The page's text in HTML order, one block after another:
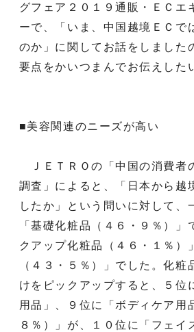
グフェア２０１９通販・ＥＣエ
ーで、「いま、中国越境ＥＣで
のか」に関してお話をしました
要点をかいつまんでお伝えした
■美容関連のニーズが高い
ＪＥＴＲＯの「中国の消費者
調査」によると、「日本から越
したか」という問いに対して、
「基礎化粧品（４６・９％）」
クアップ化粧品（４６・１％）
（４３・５％）」でした。化粧
けをピックアップすると、５位
用品」、９位に「ボディケア用
８％）」が、１０位に「フェイ